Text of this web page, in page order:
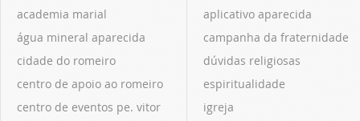
academia marial
água mineral aparecida
cidade do romeiro
centro de apoio ao romeiro
centro de eventos pe. vitor
aplicativo aparecida
campanha da fraternidade
dúvidas religiosas
espiritualidade
igreja